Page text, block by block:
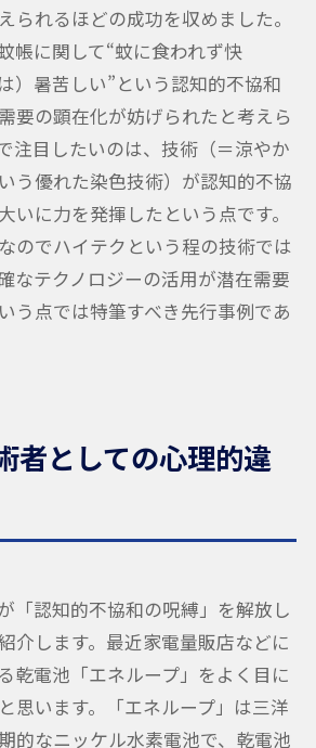
られるほどの成功を収めました。
帳に関して“蚊に食われず快
）暑苦しい”という認知的不協和
要の顕在化が妨げられたと考えら
注目したいのは、技術（＝涼やか
う優れた染色技術）が認知的不協
いに力を発揮したという点です。
のでハイテクという程の技術では
なテクノロジーの活用が潜在需要
う点では特筆すべき先行事例であ
者としての心理的違
「認知的不協和の呪縛」を解放し
介します。最近家電量販店などに
乾電池「エネループ」をよく目に
思います。「エネループ」は三洋
的なニッケル水素電池で、乾電池